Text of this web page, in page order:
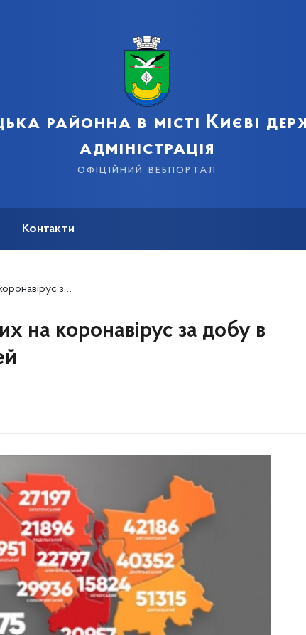
районна в місті Києві
адміністрація
офіційний вебпортал
Контакти
Померли 29 людей
на коронавірус за добу в